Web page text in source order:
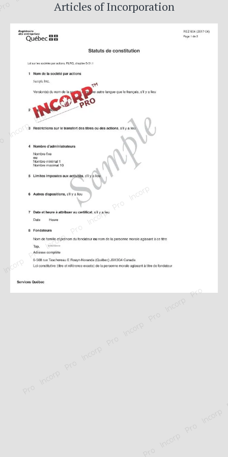
Pro Incorp Pro Incorp Pro Incorp Pro Incorp Pro Incorp Pro Incorp Pro Incorp Pro Incorp Pro Incorp Pro Incorp Pro Incorp Pro Incorp Pro Incorp Pro Incorp Pro Incorp Pro Incorp Pro Incorp Pro Incorp Pro Incorp Pro Incorp Pro Incorp Pro Incorp Pro Incorp Pro Incorp Pro Incorp Pro Incorp Pro Incorp Pro Incorp Pro Incorp Pro Incorp Pro Incorp Pro Incorp Pro Incorp Pro Incorp Pro Incorp Pro Incorp Pro Incorp Pro Incorp Pro Incorp Pro Incorp Pro Incorp Pro Incorp Pro Incorp Pro Incorp Pro Incorp Pro Incorp Pro Incorp Pro Incorp Pro Incorp Pro Incorp Pro Incorp Pro Incorp Pro Incorp Pro Incorp Pro Incorp Pro Incorp Pro Incorp Pro Incorp Pro Incorp Pro Incorp Pro Incorp Pro Incorp Pro Incorp Pro Incorp Pro Incorp Pro Incorp Pro Incorp Pro Incorp Pro Incorp Pro Incorp Pro Incorp Pro Incorp Pro Incorp Pro Incorp Pro Incorp Pro Incorp Pro Incorp Pro Incorp Pro Incorp Pro Incorp Pro Incorp Pro Incorp Pro Incorp Pro Incorp Pro Incorp Pro Incorp Pro Articles of Incorporation